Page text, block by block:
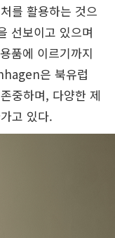
를 활용하는 것으
선보이고 있으며
품에 이르기까지
은 북유럽
중하며, 다양한 제
고 있다.